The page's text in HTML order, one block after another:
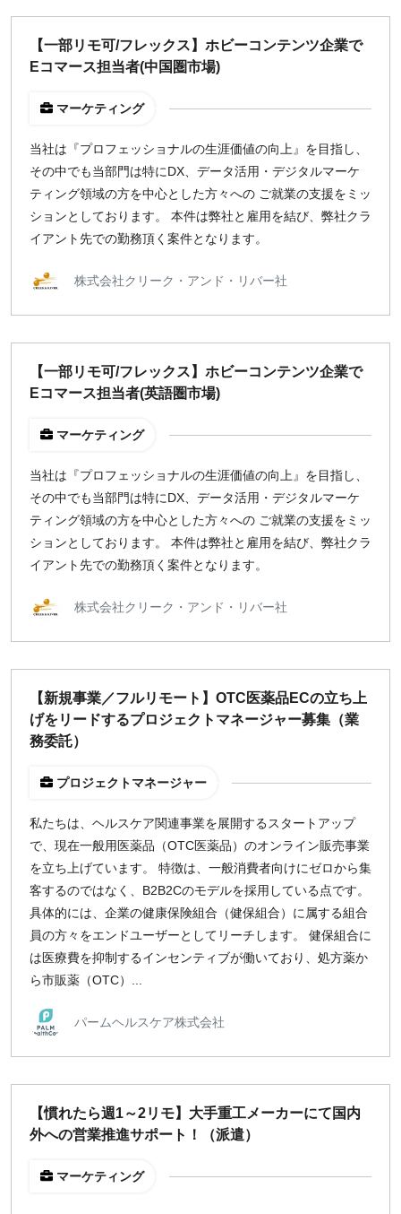
【一部リモ可/フレックス】ホビーコンテンツ企業で
Eコマース担当者(中国圏市場)
マーケティング
当社は『プロフェッショナルの生涯価値の向上』を目指し、
その中でも当部門は特にDX、データ活用・デジタルマーケ
ティング領域の方を中心とした方々への ご就業の支援をミッ
ションとしております。 本件は弊社と雇用を結び、弊社クラ
イアント先での勤務頂く案件となります。
株式会社クリーク・アンド・リバー社
【一部リモ可/フレックス】ホビーコンテンツ企業で
Eコマース担当者(英語圏市場)
マーケティング
当社は『プロフェッショナルの生涯価値の向上』を目指し、
その中でも当部門は特にDX、データ活用・デジタルマーケ
ティング領域の方を中心とした方々への ご就業の支援をミッ
ションとしております。 本件は弊社と雇用を結び、弊社クラ
イアント先での勤務頂く案件となります。
株式会社クリーク・アンド・リバー社
【新規事業／フルリモート】OTC医薬品ECの立ち上
げをリードするプロジェクトマネージャー募集（業
務委託）
プロジェクトマネージャー
私たちは、ヘルスケア関連事業を展開するスタートアップ
で、現在一般用医薬品（OTC医薬品）のオンライン販売事業
を立ち上げています。 特徴は、一般消費者向けにゼロから集
客するのではなく、B2B2Cのモデルを採用している点です。
具体的には、企業の健康保険組合（健保組合）に属する組合
員の方々をエンドユーザーとしてリーチします。 健保組合に
は医療費を抑制するインセンティブが働いており、処方薬か
ら市販薬（OTC）...
パームヘルスケア株式会社
【慣れたら週1～2リモ】大手重工メーカーにて国内
外への営業推進サポート！（派遣）
マーケティング